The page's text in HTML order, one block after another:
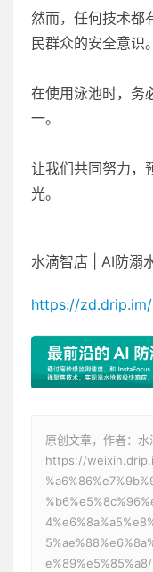
然而，任何技术都
民群众的安全意识。
在使用泳池时，务
一。
让我们共同努力，
光。
水滴智店 | AI防溺
https://
原创文章，作者：水
https://
e%89%e5%85%a8/